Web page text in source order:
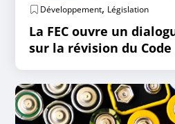
Développement, Législation
La FEC ouvre un
sur la révision du